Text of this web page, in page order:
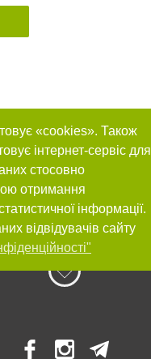
«cookies». Також
інтернет-сервіс для
стосовно
отримання
інформації.
відвідувачів сайту